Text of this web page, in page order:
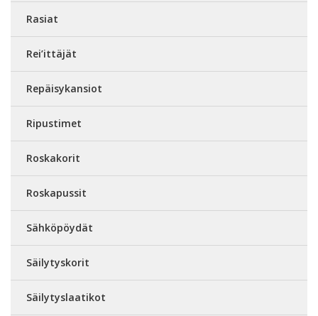
Rasiat
Rei’ittäjät
Repäisykansiot
Ripustimet
Roskakorit
Roskapussit
Sähköpöydät
Säilytyskorit
Säilytyslaatikot